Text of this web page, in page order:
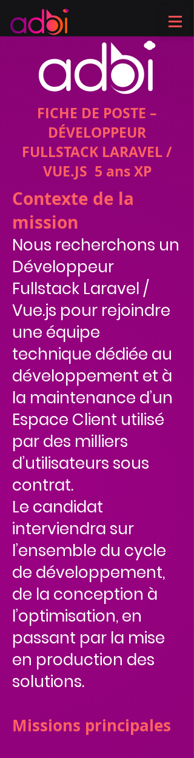
FICHE DE POSTE –
DÉVELOPPEUR
FULLSTACK LARAVEL /
VUE.JS 5 ans XP
Contexte de la
mission
Nous recherchons un
Développeur
Fullstack Laravel /
Vue.js pour rejoindre
une équipe
technique dédiée au
développement et à
la maintenance d’un
Espace Client utilisé
par des milliers
d’utilisateurs sous
contrat.
Le candidat
interviendra sur
l’ensemble du cycle
de développement,
de la conception à
l’optimisation, en
passant par la mise
en production des
solutions.
Missions principales